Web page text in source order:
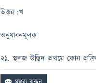
উত্তর :খ
অনুধাবনমূলক
২১. স্থলজ উদ্ভিদ প্রথমে কোন